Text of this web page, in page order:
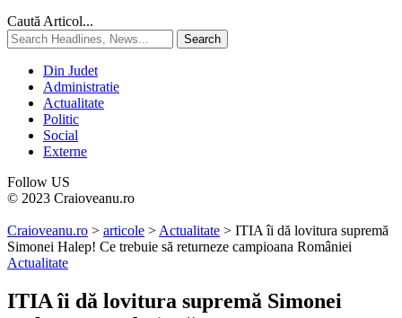
Caută Articol...
Din Judet
Administratie
Actualitate
Politic
Social
Externe
Follow US
© 2023 Craioveanu.ro
Craioveanu.ro > articole > Actualitate > ITIA îi dă lovitura supremă
Simonei Halep! Ce trebuie să returneze campioana României
Actualitate
ITIA îi dă lovitura supremă Simonei